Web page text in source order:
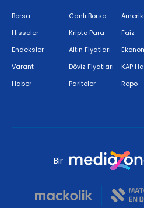
Borsa
Hisseler
Endeksler
Varant
Haber
Canlı Borsa
Kripto Para
Altın Fiyatları
Döviz Fiyatları
Pariteler
Faiz
KAP
Repo
Bir